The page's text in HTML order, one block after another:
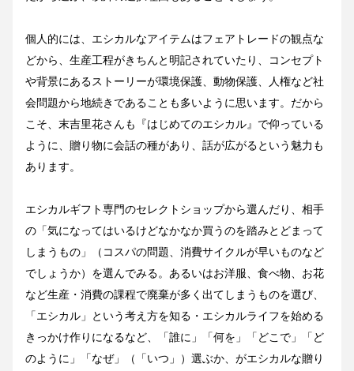
個人的には、エシカルなアイテムはフェアトレードの観点な
どから、生産工程がきちんと明記されていたり、コンセプト
や背景にあるストーリーが環境保護、動物保護、人権など社
会問題から地続きであることも多いように思います。だから
こそ、末吉里花さんも『はじめてのエシカル』で仰っている
ように、贈り物に会話の種があり、話が広がるという魅力も
あります。
エシカルギフト専門のセレクトショップから選んだり、相手
の「気になってはいるけどなかなか買うのを踏みとどまって
しまうもの」（コスパの問題、消費サイクルが早いものなど
でしょうか）を選んでみる。あるいはお洋服、食べ物、お花
など生産・消費の課程で廃棄が多く出てしまうものを選び、
「エシカル」という考え方を知る・エシカルライフを始める
きっかけ作りになるなど、「誰に」「何を」「どこで」「ど
のように」「なぜ」（「いつ」）選ぶか、がエシカルな贈り